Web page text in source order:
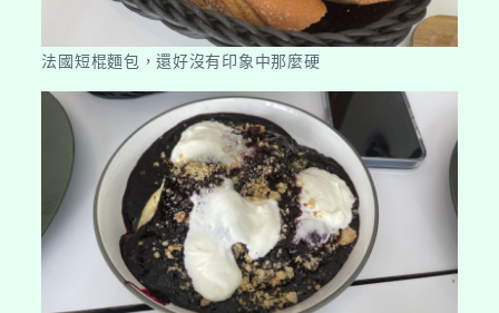
法國短棍麵包，還好沒有印象中那麼硬